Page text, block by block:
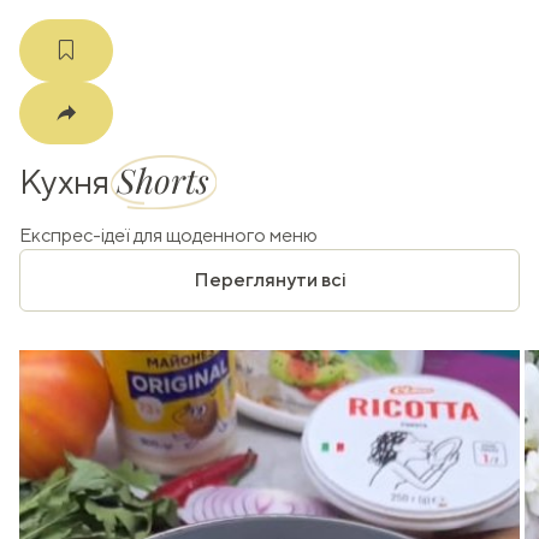
КухняShorts
Експрес-ідеї для щоденного меню
Переглянути всі